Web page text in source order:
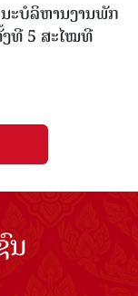
ະບໍລິຫານງານພັກ
ງທີ 5 ສະໄໝທີ
ນ